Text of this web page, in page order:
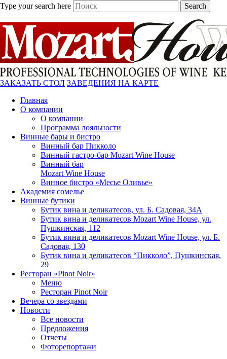
Type your search here Search
ЗАКАЗАТЬ СТОЛ ЗАВЕДЕНИЯ НА КАРТЕ
Главная
О компании
О компании
Программа лояльности
Винные бары и бистро
Винный бар Пикколо
Винный гастро-бар Mozart Wine House
Винный бар
Mozart Wine House
Винное бистро «Месье Оливье»
Академия сомелье
Винные бутики
Бутик вина и деликатесов, ул. Б. Садовая, 34А
Бутик вина и деликатесов Mozart Wine House, ул.
Пушкинская, 112
Бутик вина и деликатесов Mozart Wine House, ул. Б.
Садовая, 130
Бутик вина и деликатесов “Пикколо”, Пушкинская,
29
Ресторан «Pinot Noir»
Меню
Ресторан Pinot Noir
Вечера со звездами
Новости
Все новости
Предложения
Отчеты
Фоторепортажи